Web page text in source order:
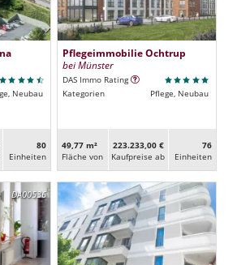
Neubau
80
Ein­heiten
Pflegeimmobilie Ochtrup
bei Münster
DAS Immo Rating
Kategorien
Pflege, Neubau
49,77 m²
Fläche von
223.233,00 €
Kaufpreise ab
76
Ein­heiten
DA00536